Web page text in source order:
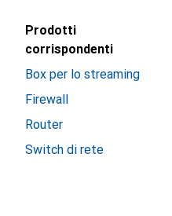
Prodotti
corrispondenti
Box per lo streaming
Firewall
Router
Switch di rete